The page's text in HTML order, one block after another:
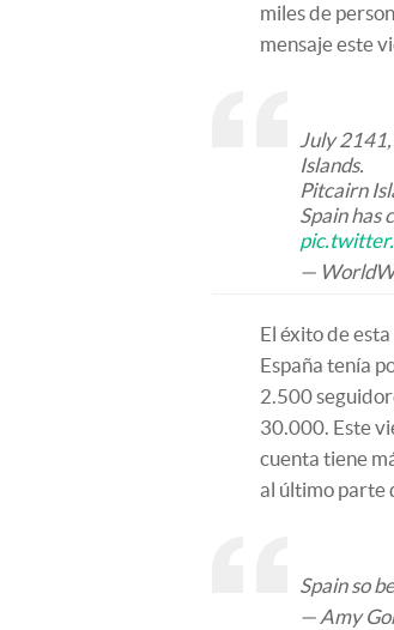
miles de
mensaje este
July
Islands.
Pitcairn
Spain has
—
El éxito de
España tenía
2.500
30.000. Este
cuenta tiene
al último parte
Spain so
— Amy